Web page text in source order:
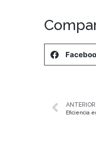
ANTERIOR
Eficiencia